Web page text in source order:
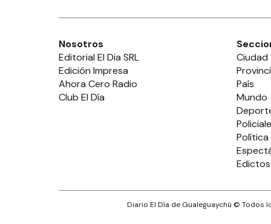
Nosotros
Editorial El Dia SRL
Edición Impresa
Ahora Cero Radio
Club El Día
Ciudad
País
Mundo
Política
Edictos
Diario El Día de Gualeguaychú © Todos